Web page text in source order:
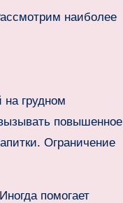
наиболее
грудном
повышенное
Ограничение
помогает